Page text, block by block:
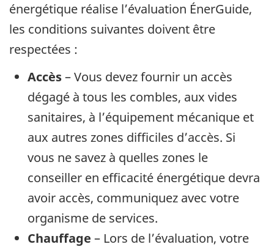
énergétique réalise l’évaluation ÉnerGuide,
les conditions suivantes doivent être
respectées :
Accès– Vous devez fournir un accès
dégagé à tous les combles, aux vides
sanitaires, à l’équipement mécanique et
aux autres zones difficiles d’accès. Si
vous ne savez à quelles zones le
conseiller en efficacité énergétique devra
avoir accès, communiquez avec votre
organisme de services.
Chauffage – Lors de l’évaluation, votre